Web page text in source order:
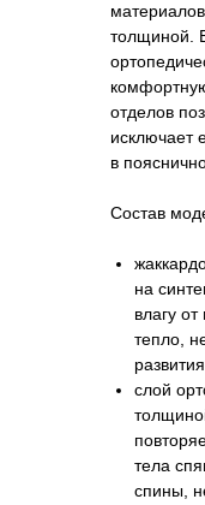
толщиной.
отделов
исключает
в
Состав
на
влагу
тепло,
слой
тела
спины,